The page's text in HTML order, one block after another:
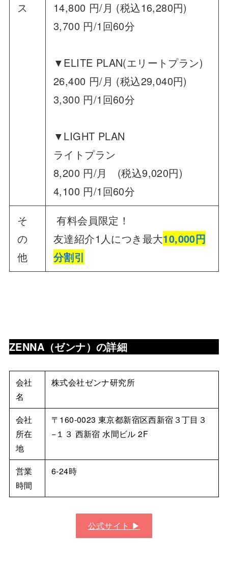
ス
14,800 円/月 (税込16,280円)
3,700 円/1回60分
▼ELITE PLAN(エリートプラン)
26,400 円/月 (税込29,040円)
3,300 円/1回60分
▼LIGHT PLAN
ライトプラン
8,200 円/月 (税込9,020円)
4,100 円/1回60分
そ
の
他
有料会員限定！
友達紹介1人につき最大10,000円
分割引
ZENNA（ゼンナ） の詳細
会社
名
株式会社ゼンナ研究所
会社
所在
地
〒160-0023 東京都新宿区西新宿３丁目３
−１３ 西新宿 水間ビル 2F
営業
時間
6-24時
公式サイト ▶︎